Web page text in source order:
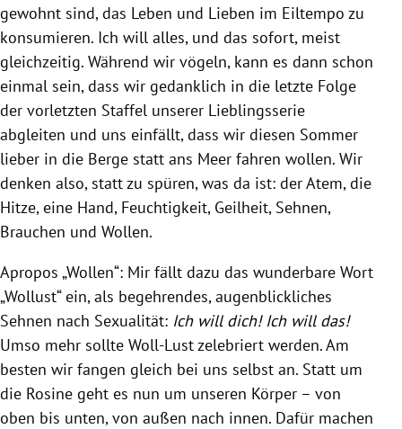
gewohnt sind, das Leben und Lieben im Eiltempo zu
konsumieren. Ich will alles, und das sofort, meist
gleichzeitig. Während wir vögeln, kann es dann schon
einmal sein, dass wir gedanklich in die letzte Folge
der vorletzten Staffel unserer Lieblingsserie
abgleiten und uns einfällt, dass wir diesen Sommer
lieber in die Berge statt ans Meer fahren wollen. Wir
denken also, statt zu spüren, was da ist: der Atem, die
Hitze, eine Hand, Feuchtigkeit, Geilheit, Sehnen,
Brauchen und Wollen.
Apropos „Wollen“: Mir fällt dazu das wunderbare Wort
„Wollust“ ein, als begehrendes, augenblickliches
Sehnen nach Sexualität: Ich will dich! Ich will das!
Umso mehr sollte Woll-Lust zelebriert werden. Am
besten wir fangen gleich bei uns selbst an. Statt um
die Rosine geht es nun um unseren Körper – von
oben bis unten, von außen nach innen. Dafür machen